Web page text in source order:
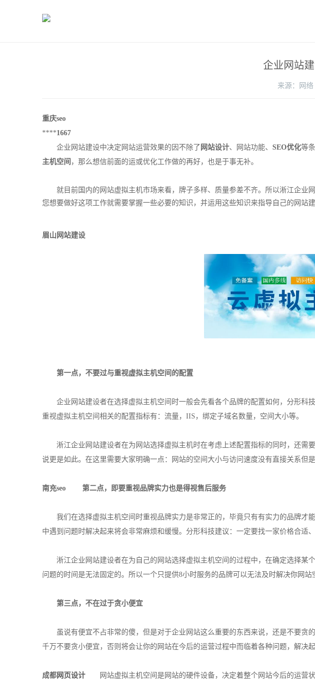
企业网站
来源： 网络
重庆seo
****1667
企业网站建设中决定网站运营效果的因不除了 网站设计、网站功能、 SEO优化等
主机空间 ，那么想信前面的运或优化工作做的再好，也是于事无补。
就目前国内的网站虚拟主机市场来看，牌子多样、质量参差不齐。所以淅江企业
您想要做好这项工作就需要掌握一些必要的知识，并运用这些知识来指导自己的网站
眉山网站建设
第一点，不要过与重视虚拟主机空间的配置
企业网站建设者在选择虚拟主机空间时一般会先看各个品牌的配置如何，分形科
重视虚拟主机空间相关的配置指标有：流量，IIS，绑定子域名数量，空间大小等。
淅江企业网站建设者在为网站选择虚拟主机时在考虑上述配置指标的同时，还需
说更是如此。在这里需要大家明确一点：网站的空间大小与访问速度没有直接关系但
南充seo 第二点，即要重视品牌实力也是得视售后服务
我们在选择虚拟主机空间时重视品牌实力是非常正的，毕竟只有有实力的品牌才
中遇到问题时解决起来将会非常麻烦和缓慢。分形科技建议：一定要找一家价格合适
淅江企业网站建设者在为自己的网站选择虚拟主机空间的过程中，在确定选择某
问题的时间是无法固定的。所以一个只提供8小时服务的品牌可以无法及时解决你网
第三点，不在过于贪小便宜
虽说有便宜不占非常的傻，但是对于企业网站这么重要的东西来说，还是不要贪
千万不要贪小便宜，否则将会让你的网站在今后的运营过程中而临着各种问题，解决
成都 网页设计 网站虚拟主机空间是网站的硬件设备，决定着整个网站今后的运营状